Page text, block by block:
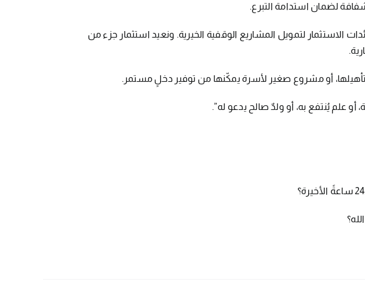
لضمان استدامة التبرع.
الاستثمار لتمويل المشاريع الوقفية الخيرية. ونعيد استثمار جزء من
أو مشروع صغير لأسرة يمكّنها من توفير دخلٍ مستمر.
علم يُنتفع به، أو ولدٌ صالح يدعو له”.